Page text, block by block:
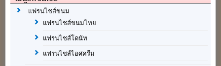
แฟรนไชส์ขนม
แฟรนไชส์ขนมไทย
แฟรนไชส์โดนัท
แฟรนไชส์ไอศครีม